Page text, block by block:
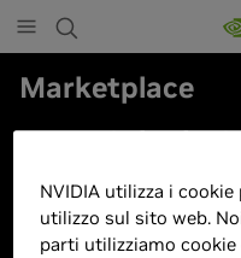
Marketplace
PNY Scheda
RTX™ 5080
4
NVIDIA utilizza i
utilizzo sul sito web.
parti utilizziamo